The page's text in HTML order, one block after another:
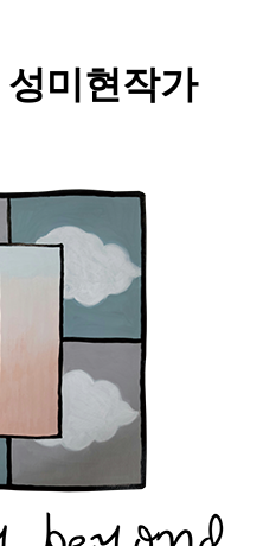
미현작가